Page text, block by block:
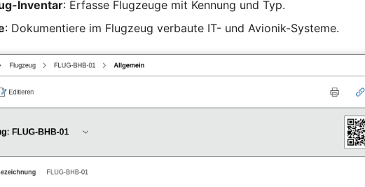
Inventar: Erfasse Flugzeuge mit Kennung und Typ.
: Dokumentiere im Flugzeug verbaute IT- und Avionik-Systeme.